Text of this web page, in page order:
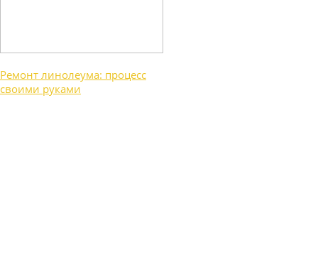
Ремонт линолеума: процесс
своими руками